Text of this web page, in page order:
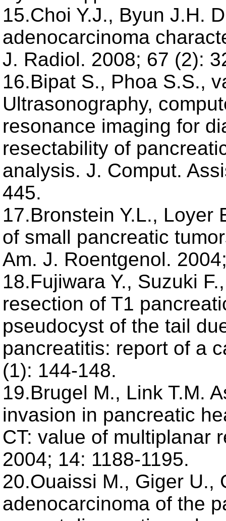
15.Choi Y.J., Byun J.H.
adenocarcinoma
J. Radiol. 2008; 67 (2):
16.Bipat S., Phoa S.S.,
Ultrasonography,
resonance imaging for
resectability of
analysis. J. Comput.
445.
17.Bronstein Y.L., Loyer
of small pancreatic
Am. J. Roentgenol.
18.Fujiwara Y., Suzuki
resection of T1
pseudocyst of the tail
pancreatitis: report of a
(1): 144-148.
19.Brugel M., Link T.M.
invasion in pancreatic
CT: value of multiplanar
2004; 14: 1188-1195.
20.Ouaissi М., Giger U.,
adenocarcinoma of the